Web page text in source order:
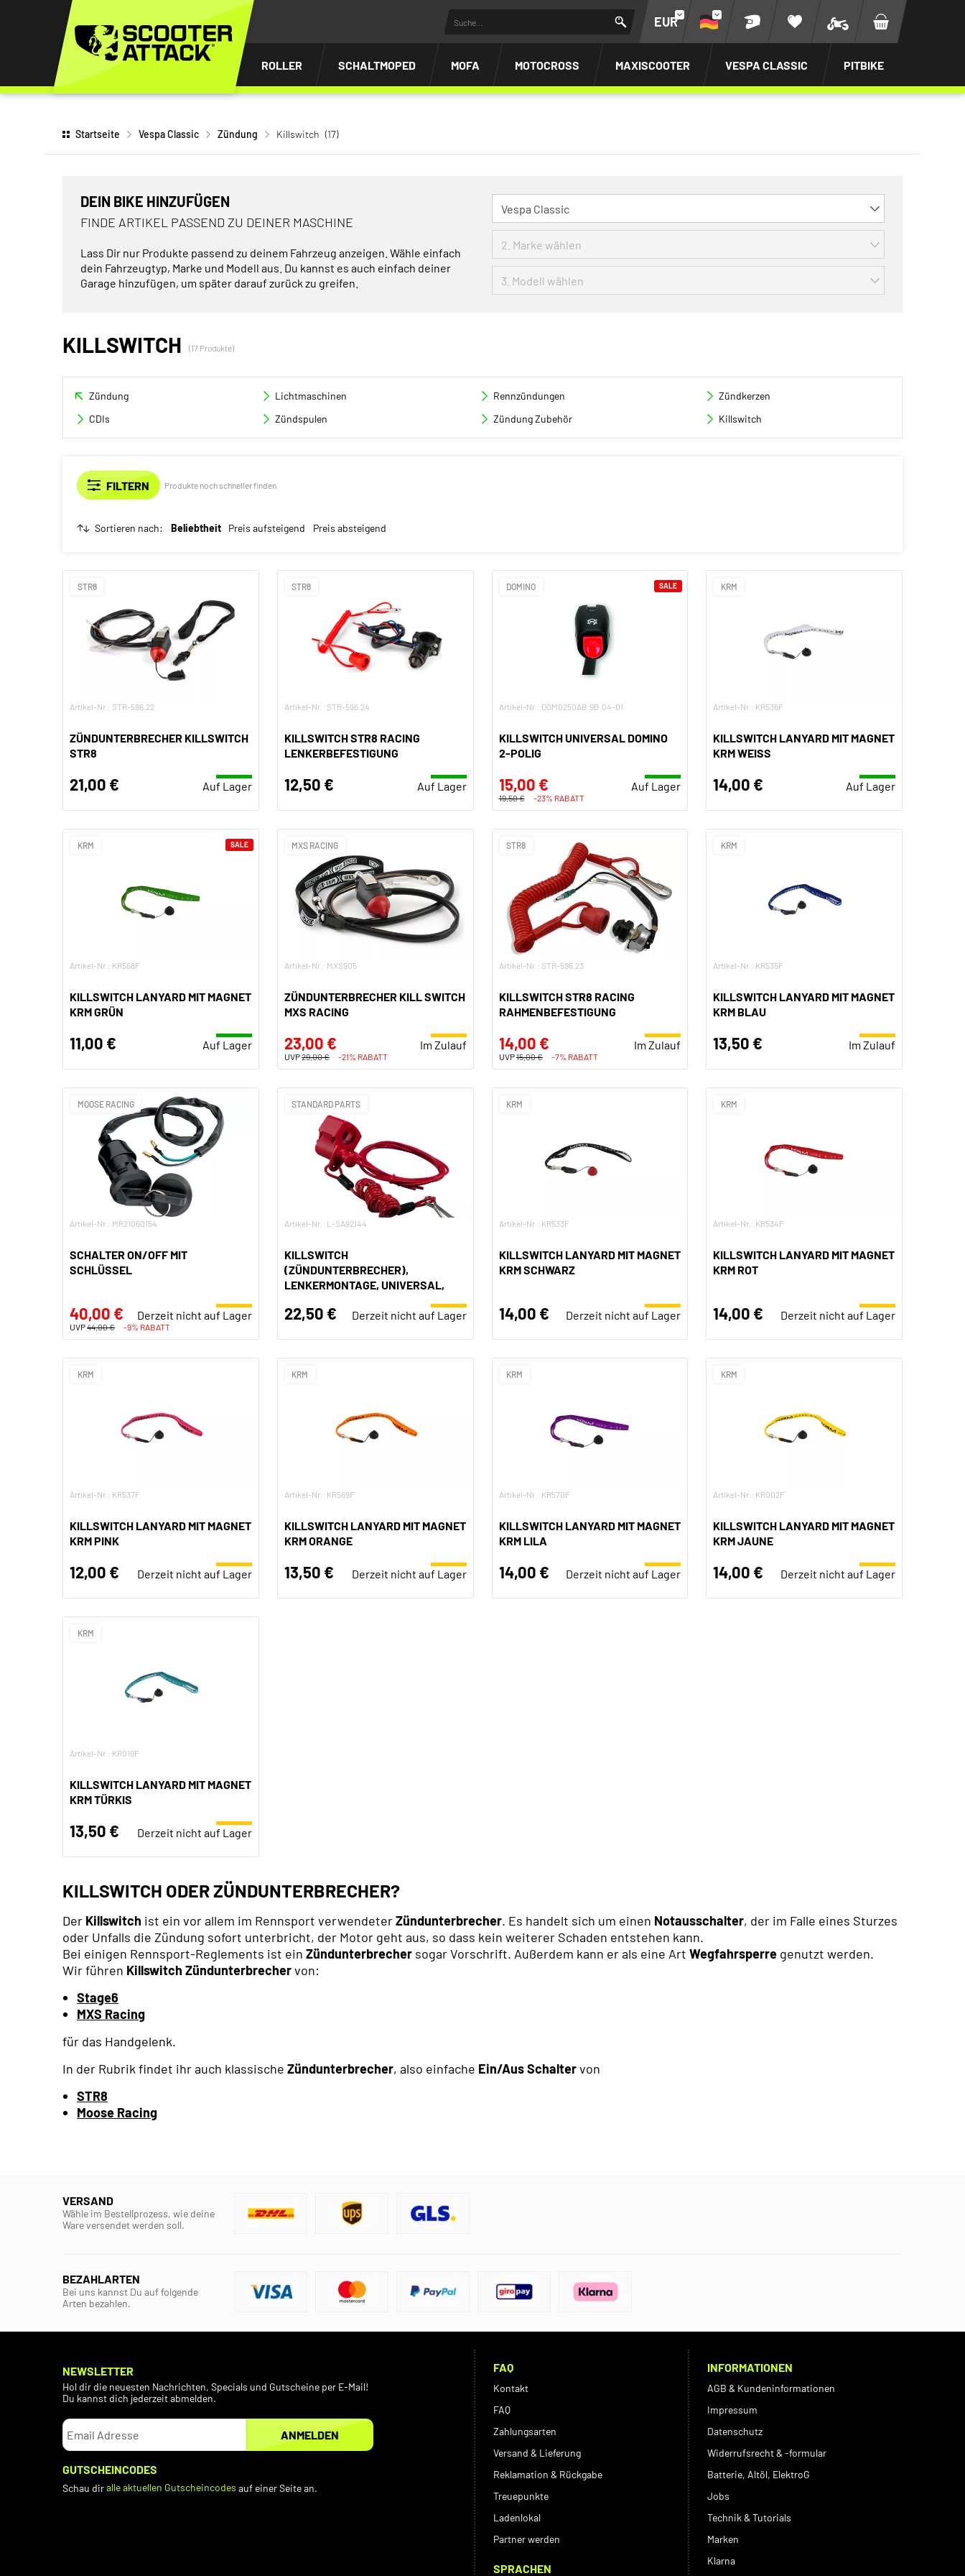
EUR
ROLLER SCHALTMOPED MOFA MOTOCROSS MAXISCOOTER VESPA CLASSIC PITBIKE
Startseite Vespa Classic Zündung Killswitch (17)
DEIN BIKE HINZUFÜGEN
FINDE ARTIKEL PASSEND ZU DEINER MASCHINE
Lass Dir nur Produkte passend zu deinem Fahrzeug anzeigen. Wähle einfach
dein Fahrzeugtyp, Marke und Modell aus. Du kannst es auch einfach deiner
Garage hinzufügen, um später darauf zurück zu greifen.
KILLSWITCH (17 Produkte)
Zündung Lichtmaschinen Rennzündungen
Zündkerzen
CDIs
Zündspulen Zündung Zubehör Killswitch
Produkte noch schneller finden
Sortieren nach: Beliebtheit Preis aufsteigend Preis absteigend
STR8
Artikel-Nr.: STR-596.22
ZÜNDUNTERBRECHER KILLSWITCH
STR8
21,00 € Auf Lager
STR8
Artikel-Nr.: STR-596.24
KILLSWITCH STR8 RACING
LENKERBEFESTIGUNG
12,50 € Auf Lager
DOMINO
Artikel-Nr.: DOM0250AB.9B.04-01
KILLSWITCH UNIVERSAL DOMINO
2-POLIG
15,00 € Auf Lager
19,50 € -23% RABATT
SALE KRM
Artikel-Nr.: KR536F
KILLSWITCH LANYARD MIT MAGNET
KRM WEISS
14,00 € Auf Lager
KRM
Artikel-Nr.: KR568F
KILLSWITCH LANYARD MIT MAGNET
KRM GRÜN
11,00 € Auf Lager
SALE MXS RACING
Artikel-Nr.: MXS905
ZÜNDUNTERBRECHER KILL SWITCH
MXS RACING
23,00 € Im Zulauf
UVP29,00 € -21% RABATT
STR8
Artikel-Nr.: STR-596.23
KILLSWITCH STR8 RACING
RAHMENBEFESTIGUNG
14,00 € Im Zulauf
UVP15,00 € -7% RABATT
KRM
Artikel-Nr.: KR535F
KILLSWITCH LANYARD MIT MAGNET
KRM BLAU
13,50 € Im Zulauf
MOOSE RACING
Artikel-Nr.: MR21060154
SCHALTER ON/OFF MIT
SCHLÜSSEL
40,00 € Derzeit nicht auf Lager
UVP44,00 € -9% RABATT
STANDARD PARTS
Artikel-Nr.: L-SA92144
KILLSWITCH
(ZÜNDUNTERBRECHER),
LENKERMONTAGE, UNIVERSAL,
22,50 € Derzeit nicht auf Lager
KRM
Artikel-Nr.: KR533F
KILLSWITCH LANYARD MIT MAGNET
KRM SCHWARZ
14,00 € Derzeit nicht auf Lager
KRM
Artikel-Nr.: KR534F
KILLSWITCH LANYARD MIT MAGNET
KRM ROT
14,00 € Derzeit nicht auf Lager
KRM
Artikel-Nr.: KR537F
KILLSWITCH LANYARD MIT MAGNET
KRM PINK
12,00 € Derzeit nicht auf Lager
KRM
Artikel-Nr.: KR569F
KILLSWITCH LANYARD MIT MAGNET
KRM ORANGE
13,50 € Derzeit nicht auf Lager
KRM
Artikel-Nr.: KR570F
KILLSWITCH LANYARD MIT MAGNET
KRM LILA
14,00 € Derzeit nicht auf Lager
KRM
Artikel-Nr.: KR002F
KILLSWITCH LANYARD MIT MAGNET
KRM JAUNE
14,00 € Derzeit nicht auf Lager
KRM
Artikel-Nr.: KR019F
KILLSWITCH LANYARD MIT MAGNET
KRM TÜRKIS
13,50 € Derzeit nicht auf Lager
KILLSWITCH ODER ZÜNDUNTERBRECHER?
Der Killswitch ist ein vor allem im Rennsport verwendeterZündunterbrecher. Es handelt sich um einen Notausschalter, der im Falle eines Sturzes
oder Unfalls die Zündung sofort unterbricht, der Motor geht aus, so dass kein weiterer Schaden entstehen kann.
Bei einigen Rennsport-Reglements ist ein Zündunterbrecher sogar Vorschrift. Außerdem kann er als eine Art Wegfahrsperre genutzt werden.
Wir führen Killswitch Zündunterbrechervon:
Stage6
MXS Racing
für das Handgelenk.
In der Rubrik findet ihr auch klassische Zündunterbrecher, also einfache Ein/Aus Schaltervon
STR8
Moose Racing
VERSAND
Wähle im Bestellprozess, wie deine
Ware versendet werden soll.
BEZAHLARTEN
Bei uns kannst Du auf folgende
Arten bezahlen.
NEWSLETTER
Hol dir die neuesten Nachrichten, Specials und Gutscheine per E-Mail!
Du kannst dich jederzeit abmelden.
ANMELDEN
GUTSCHEINCODES
Schau diralle aktuellen Gutscheincodes auf einer Seite an.
FAQ
Kontakt
FAQ
Zahlungsarten
Versand & Lieferung
Reklamation & Rückgabe
Treuepunkte
Ladenlokal
Partner werden
SPRACHEN
INFORMATIONEN
AGB & Kundeninformationen
Impressum
Datenschutz
Widerrufsrecht & -formular
Batterie, Altöl, ElektroG
Jobs
Technik & Tutorials
Marken
Klarna